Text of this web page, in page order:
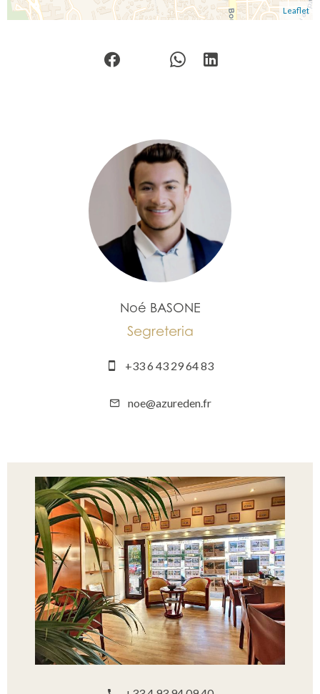
Leaflet
Noé BASONE
Segreteria
+33 6 43 29 64 83
noe@azureden.fr